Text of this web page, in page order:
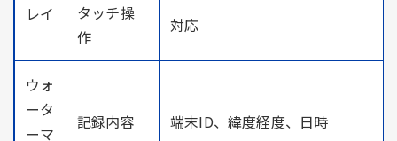
レイ
タッチ操
作
対応
ウォ
ータ
ーマ
記録内容 端末ID、緯度経度、日時